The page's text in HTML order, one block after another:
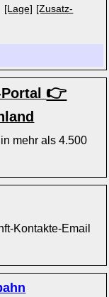
[Lage] [Zusatz-
👉
mehr als 4.500
Kontakte-Email